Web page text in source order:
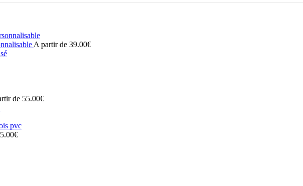
A partir de 39.00€
de 55.00€
€